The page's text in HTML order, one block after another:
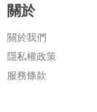
關於
關於我們
隱私權政策
服務條款